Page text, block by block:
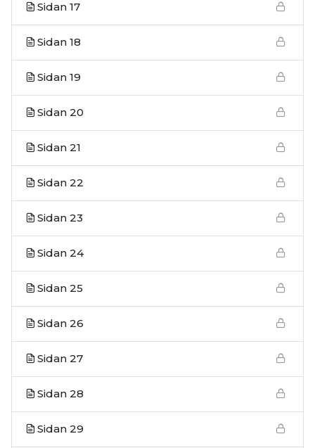
Sidan 17
Sidan 18
Sidan 19
Sidan 20
Sidan 21
Sidan 22
Sidan 23
Sidan 24
Sidan 25
Sidan 26
Sidan 27
Sidan 28
Sidan 29